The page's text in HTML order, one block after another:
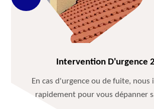
Intervention D'urgence
En cas d'urgence ou de fuite, nous
rapidement pour vous dépanner